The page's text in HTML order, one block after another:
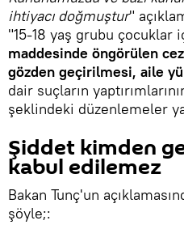
ihtiyacı doğmuştur"
"15-18 yaş grubu çocuklar
maddesinde öngörülen
gözden geçirilmesi, aile
dair suçların
şeklindeki düzenlemeler
Şiddet kimden
kabul edilemez
Bakan Tunç'un
şöyle;: